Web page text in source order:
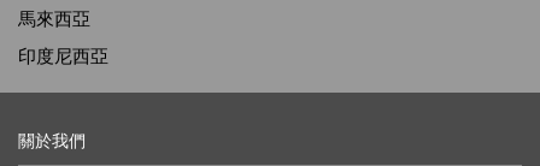
馬來西亞
印度尼西亞
關於我們